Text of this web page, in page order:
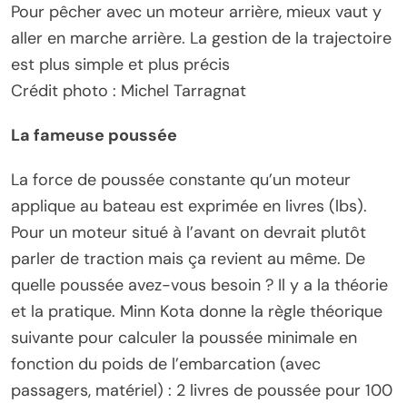
Pour pêcher avec un moteur arrière, mieux vaut y
aller en marche arrière. La gestion de la trajectoire
est plus simple et plus précis
Crédit photo : Michel Tarragnat
La fameuse poussée
La force de poussée constante qu’un moteur
applique au bateau est exprimée en livres (lbs).
Pour un moteur situé à l’avant on devrait plutôt
parler de traction mais ça revient au même. De
quelle poussée avez-vous besoin ? Il y a la théorie
et la pratique. Minn Kota donne la règle théorique
suivante pour calculer la poussée minimale en
fonction du poids de l’embarcation (avec
passagers, matériel) : 2 livres de poussée pour 100